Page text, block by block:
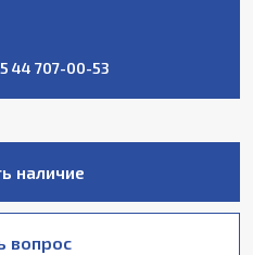
44 707-00-53
наличие
вопрос